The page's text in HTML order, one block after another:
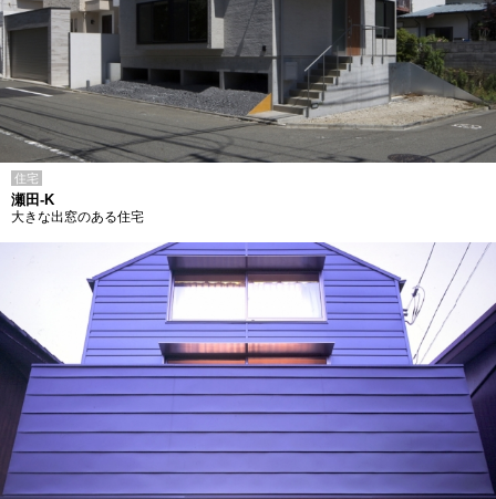
住宅
瀬田-K
大きな出窓のある住宅